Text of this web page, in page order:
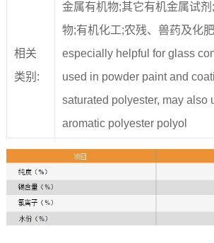
相关
类别:
金属有机物;其它有机金属试
物;有机化工;农残、兽药及化
especially helpful for glass
used in powder paint and
saturated polyester, may also
aromatic polyester polyol